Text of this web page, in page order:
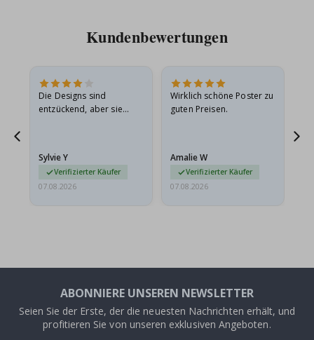
Kundenbewertungen
Die Designs sind
entzückend, aber sie
sie…
Sylvie Y
Verifizierter Käufer
07.08.2026
Wirklich schöne Poster zu
guten Preisen.
Amalie W
Verifizierter Käufer
07.08.2026
ABONNIERE UNSEREN NEWSLETTER
Seien Sie der Erste, der die neuesten Nachrichten erhält, und
profitieren Sie von unseren exklusiven Angeboten.